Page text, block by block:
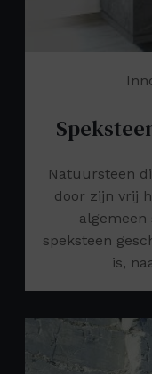
Natuursteen
door zijn vrij
algemeen
speksteen
is,